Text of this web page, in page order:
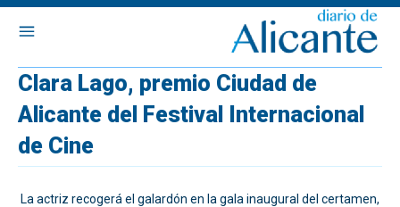
Clara Lago, premio Ciudad de
Alicante del Festival Internacional
de Cine
La actriz recogerá el galardón en la gala inaugural del certamen,